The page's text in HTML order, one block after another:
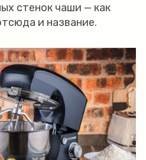
стенок чаши — как
и название.